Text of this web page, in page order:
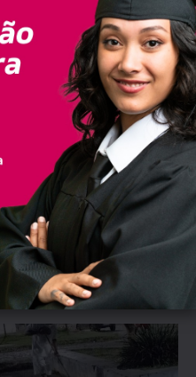
quê?
do Bairro Maria
revitalizar